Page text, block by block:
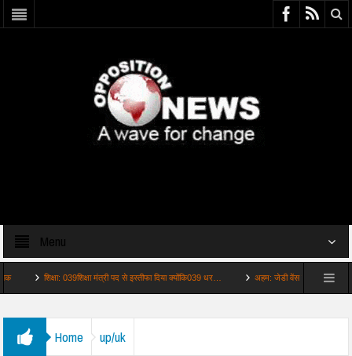
Menu
शिक्षा: 039शिक्षा मंत्री पद से इस्तीफा दिया क्योंकि039 धर… अहम: जेडी वेंस ने पीएम मोदी से फोन पर
Home up/uk